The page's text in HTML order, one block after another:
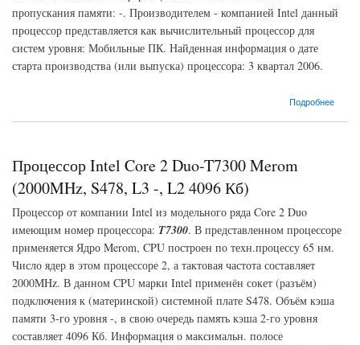
пропускания памяти: -. Производителем - компанией Intel данный
процессор представляется как вычислительный процессор для
систем уровня: Мобильные ПК. Найденная информация о дате
старта производства (или выпуска) процессора: 3 квартал 2006.
Подробнее
о Процессор Intel Core 2 Duo-T7500 Merom (2200MHz, S478, L3 -, L2 4096 Кб)
Процессор Intel Core 2 Duo-T7300 Merom
(2000MHz, S478, L3 -, L2 4096 Кб)
Процессор от компании Intel из модельного ряда Core 2 Duo
имеющим номер процессора: T7300. В представленном процессоре
применяется Ядро Merom, CPU построен по техн.процессу 65 нм.
Число ядер в этом процессоре 2, а тактовая частота составляет
2000MHz. В данном CPU марки Intel применён сокет (разъём)
подключения к (материнской) системной плате S478. Объём кэша
памяти 3-го уровня -, в свою очередь память кэша 2-го уровня
составляет 4096 Кб. Информация о максимальн. полосе